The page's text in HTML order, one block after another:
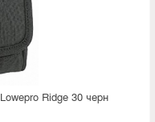
Ridge 30 черн